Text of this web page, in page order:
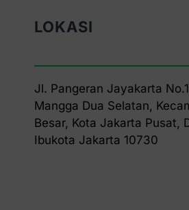
LOKASI
Jl. Pangeran Jayakarta
Mangga Dua Selatan,
Besar, Kota Jakarta Pusat,
Ibukota Jakarta 10730